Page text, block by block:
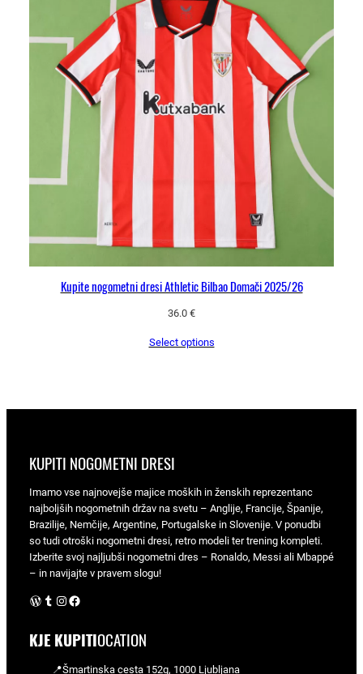
Kupite nogometni dresi Athletic Bilbao Domači 2025/26
36.0 €
Select options
KUPITI NOGOMETNI DRESI
Imamo vse najnovejše majice moških in ženskih reprezentanc
najboljših nogometnih držav na svetu – Anglije, Francije, Španije,
Brazilije, Nemčije, Argentine, Portugalske in Slovenije. V ponudbi
so tudi otroški nogometni dresi, retro modeli ter trening kompleti.
Izberite svoj najljubši nogometni dres – Ronaldo, Messi ali Mbappé
– in navijajte v pravem slogu!
WordPress Instagram Facebook
KJE KUPITIOCATION
📍Šmartinska cesta 152g, 1000 Ljubljana